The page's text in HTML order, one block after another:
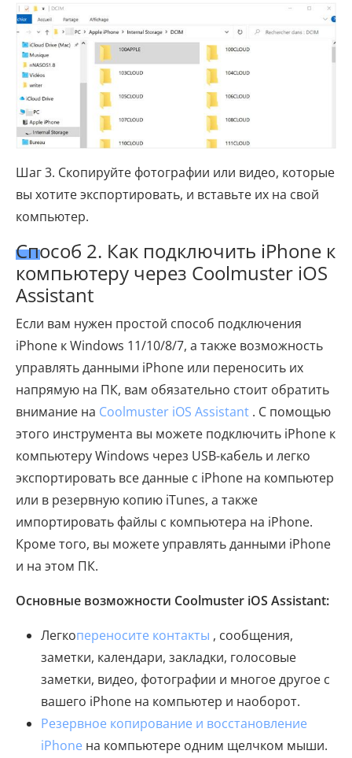
Шаг 3. Скопируйте фотографии или видео, которые
вы хотите экспортировать, и вставьте их на свой
компьютер.
Способ 2. Как подключить iPhone к
компьютеру через Coolmuster iOS
Assistant
Если вам нужен простой способ подключения
iPhone к Windows 11/10/8/7, а также возможность
управлять данными iPhone или переносить их
напрямую на ПК, вам обязательно стоит обратить
внимание на Coolmuster iOS Assistant . С помощью
этого инструмента вы можете подключить iPhone к
компьютеру Windows через USB-кабель и легко
экспортировать все данные с iPhone на компьютер
или в резервную копию iTunes, а также
импортировать файлы с компьютера на iPhone.
Кроме того, вы можете управлять данными iPhone
и на этом ПК.
Основные возможности Coolmuster iOS Assistant:
Легкопереносите контакты , сообщения,
заметки, календари, закладки, голосовые
заметки, видео, фотографии и многое другое с
вашего iPhone на компьютер и наоборот.
Резервное копирование и восстановление
iPhone на компьютере одним щелчком мыши.